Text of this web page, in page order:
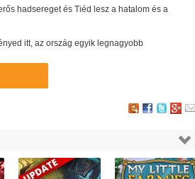
hadsereget és Tiéd lesz a hatalom és a
itt, az ország egyik legnagyobb